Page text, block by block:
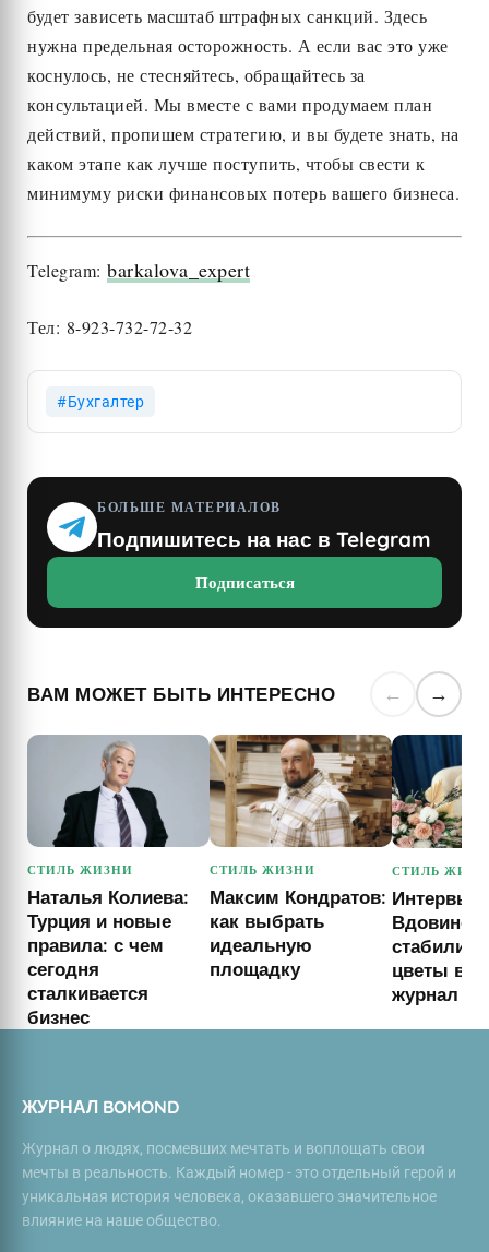
будет зависеть масштаб штрафных санкций. Здесь
нужна предельная осторожность. А если вас это уже
коснулось, не стесняйтесь, обращайтесь за
консультацией. Мы вместе с вами продумаем план
действий, пропишем стратегию, и вы будете знать, на
каком этапе как лучше поступить, чтобы свести к
минимуму риски финансовых потерь вашего бизнеса.
Telegram: barkalova_expert
Тел: 8-923-732-72-32
Бухгалтер
БОЛЬШЕ МАТЕРИАЛОВ
Подпишитесь на нас в Telegram
Подписаться
ВАМ МОЖЕТ БЫТЬ ИНТЕРЕСНО ← →
СТИЛЬ ЖИЗНИ
Наталья Колиева:
Турция и новые
правила: с чем
сегодня
сталкивается
бизнес
СТИЛЬ ЖИЗНИ
Максим Кондратов:
как выбрать
идеальную
площадку
СТИЛЬ
Интервью
цветы в
журнал
ЖУРНАЛ BOMOND
Журнал о людях, посмевших мечтать и воплощать свои
мечты в реальность. Каждый номер - это отдельный герой и
уникальная история человека, оказавшего значительное
влияние на наше общество.